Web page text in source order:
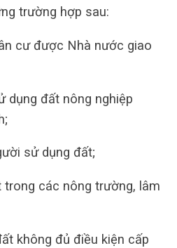
trường hợp sau:
cư được Nhà nước giao
dụng đất nông nghiệp
sử dụng đất;
trong các nông trường, lâm
không đủ điều kiện cấp